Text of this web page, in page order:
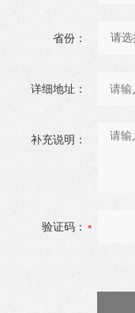
省份：
详细地址：
补充说明：
验证码：